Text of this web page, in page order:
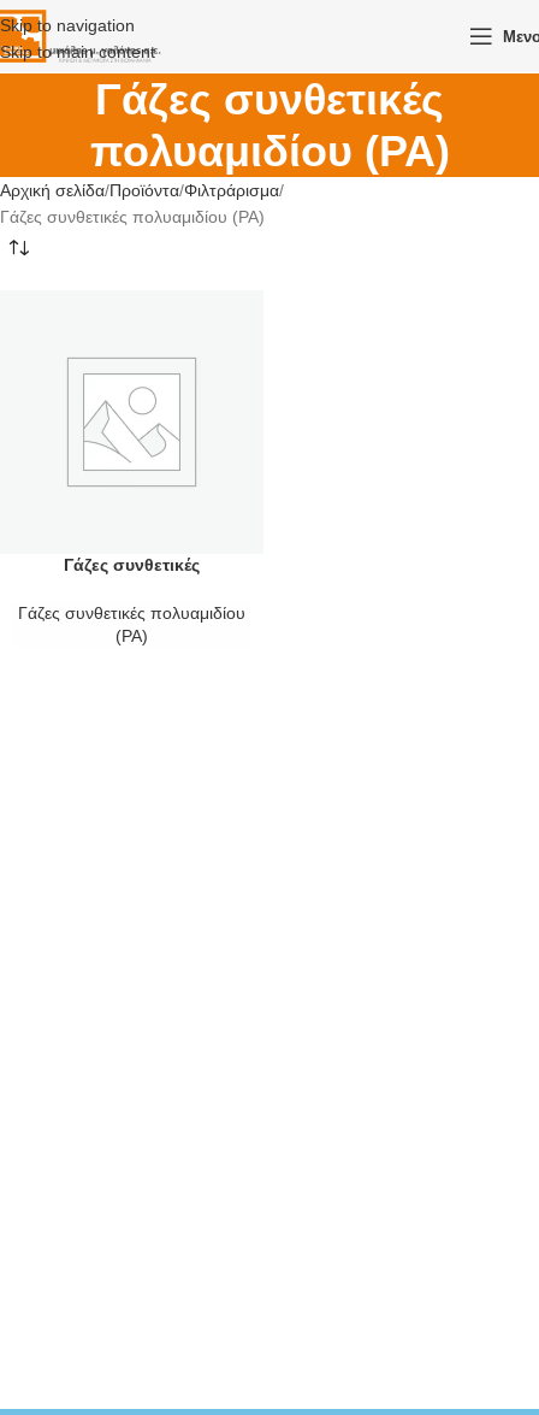
Skip to navigation
Skip to main content
Γάζες συνθετικές
πολυαμιδίου (PA)
Αρχική σελίδα Προϊόντα Φιλτράρισμα
Γάζες συνθετικές πολυαμιδίου (PA)
Γάζες συνθετικές
Γάζες συνθετικές πολυαμιδίου
(PA)